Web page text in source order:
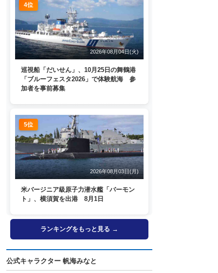
4位
2026年08月04日(火)
巡視船「だいせん」、10月25日の舞鶴港
「ブルーフェスタ2026」で体験航海 参
加者を事前募集
5位
2026年08月03日(月)
米バージニア級原子力潜水艦「バーモン
ト」、横須賀を出港 8月1日
ランキングをもっと見る →
公式キャラクター 帆海みなと